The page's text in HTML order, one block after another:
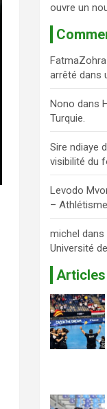
ouvre un
arrêté dans
Nono dans
Turquie.
Sire ndiaye
visibilité du
Levodo
–
michel dans
Université